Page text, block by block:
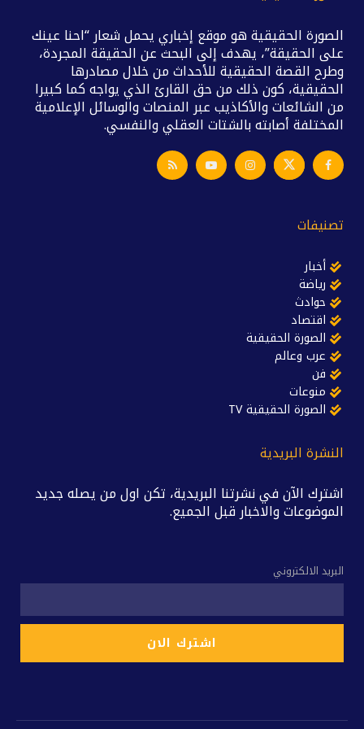
الصورة الحقيقية هو موقع إخباري يحمل شعار “احنا عينك
على الحقيقة”، يهدف إلى البحث عن الحقيقة المجردة،
وطرح القصة الحقيقية للأحداث من خلال مصادرها
الحقيقية، كون ذلك من حق القارئ الذي يواجه كما كبيرا
من الشائعات والأكاذيب عبر المنصات والوسائل الإعلامية
المختلفة أصابته بالشتات العقلي والنفسي.
تصنيفات
أخبار
رياضة
حوادث
اقتصاد
الصورة الحقيقية
عرب وعالم
فن
منوعات
الصورة الحقيقية TV
النشرة البريدية
اشترك الآن في نشرتنا البريدية، تكن اول من يصله جديد
الموضوعات والاخبار قبل الجميع.
البريد الالكتروني